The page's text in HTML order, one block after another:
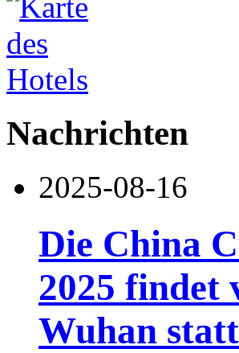
Nachrichten
2025-08-16
Die China
2025 findet
Wuhan